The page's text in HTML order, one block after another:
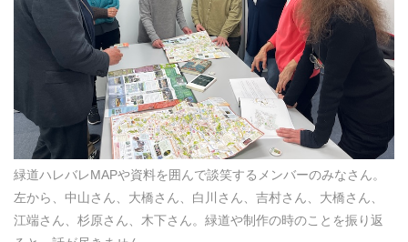
緑道ハレバレMAPや資料を囲んで談笑するメンバーのみなさん。
左から、中山さん、大橋さん、白川さん、吉村さん、大橋さん、
江端さん、杉原さん、木下さん。緑道や制作の時のことを振り返